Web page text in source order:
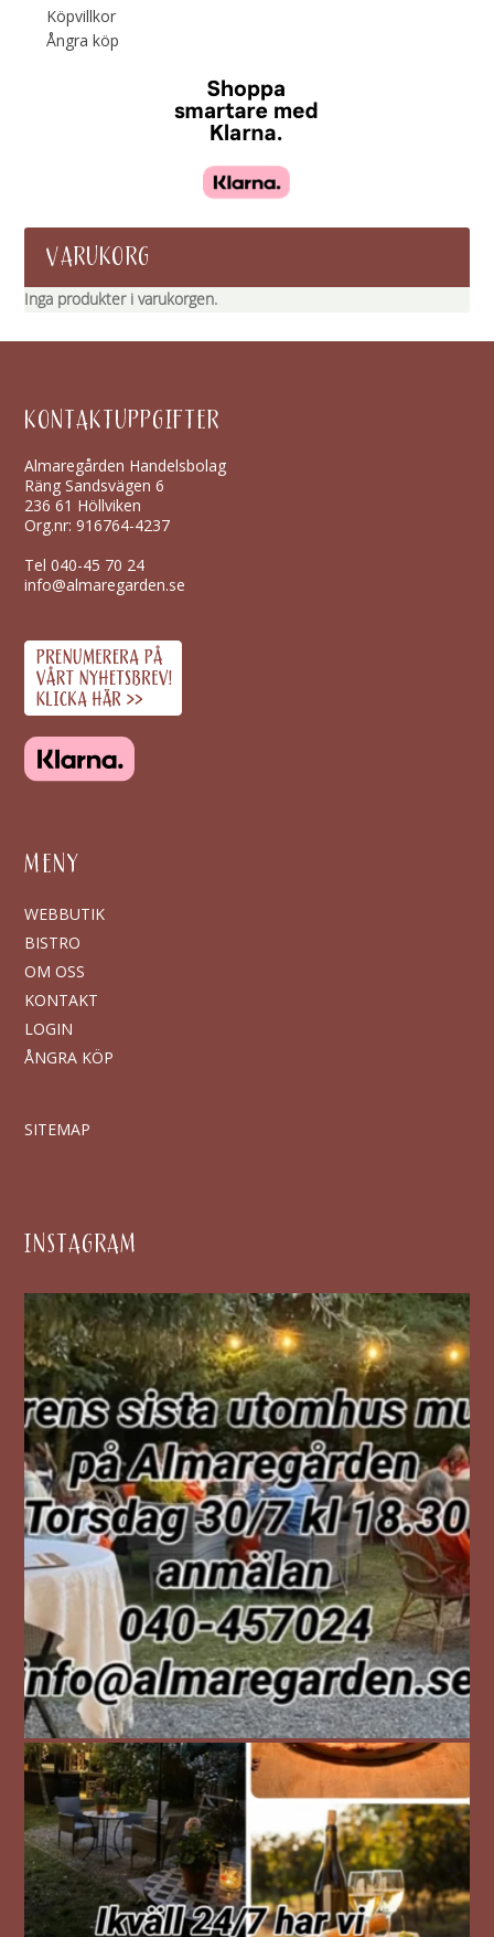
Köpvillkor
Ångra köp
VARUKORG
Inga produkter i varukorgen.
KONTAKTUPPGIFTER
Almaregården Handelsbolag
Räng Sandsvägen 6
236 61 Höllviken
Org.nr: 916764-4237
Tel040-45 70 24
info@almaregarden.se
MENY
WEBBUTIK
BISTRO
OM OSS
KONTAKT
LOGIN
ÅNGRA KÖP
SITEMAP
INSTAGRAM